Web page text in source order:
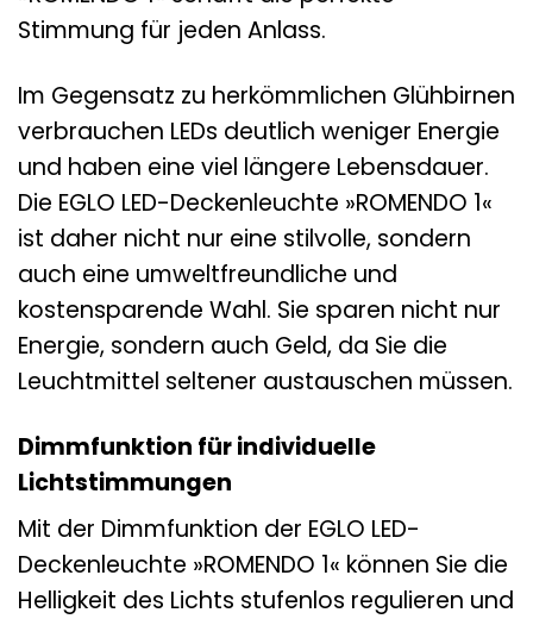
Stimmung für jeden Anlass.
Im Gegensatz zu herkömmlichen Glühbirnen
verbrauchen LEDs deutlich weniger Energie
und haben eine viel längere Lebensdauer.
Die EGLO LED-Deckenleuchte »ROMENDO 1«
ist daher nicht nur eine stilvolle, sondern
auch eine umweltfreundliche und
kostensparende Wahl. Sie sparen nicht nur
Energie, sondern auch Geld, da Sie die
Leuchtmittel seltener austauschen müssen.
Dimmfunktion für individuelle
Lichtstimmungen
Mit der Dimmfunktion der EGLO LED-
Deckenleuchte »ROMENDO 1« können Sie die
Helligkeit des Lichts stufenlos regulieren und